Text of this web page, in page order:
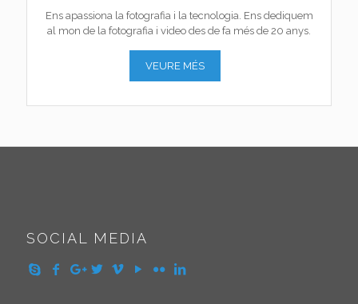
Ens apassiona la fotografia i la tecnologia. Ens dediquem
al mon de la fotografia i video des de fa més de 20 anys.
VEURE MÉS
SOCIAL MEDIA